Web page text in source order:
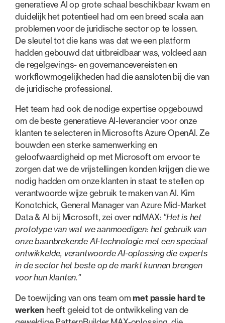
generatieve AI op grote schaal beschikbaar kwam en
duidelijk het potentieel had om een breed scala aan
problemen voor de juridische sector op te lossen.
De sleutel tot die kans was dat we een platform
hadden gebouwd dat uitbreidbaar was, voldeed aan
de regelgevings- en governancevereisten en
workflowmogelijkheden had die aansloten bij die van
de juridische professional.
Het team had ook de nodige expertise opgebouwd
om de beste generatieve AI-leverancier voor onze
klanten te selecteren in Microsofts Azure OpenAI. Ze
bouwden een sterke samenwerking en
geloofwaardigheid op met Microsoft om ervoor te
zorgen dat we de vrijstellingen konden krijgen die we
nodig hadden om onze klanten in staat te stellen op
verantwoorde wijze gebruik te maken van AI. Kim
Konotchick, General Manager van Azure Mid-Market
Data & AI bij Microsoft, zei over ndMAX: "Het is het
prototype van wat we aanmoedigen: het gebruik van
onze baanbrekende AI-technologie met een speciaal
ontwikkelde, verantwoorde AI-oplossing die experts
in de sector het beste op de markt kunnen brengen
voor hun klanten."
De toewijding van ons team ommet passie hard te
werken heeft geleid tot de ontwikkeling van de